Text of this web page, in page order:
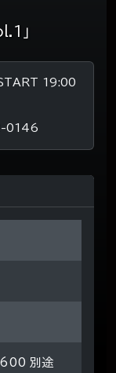
」
19:00
0146
別途